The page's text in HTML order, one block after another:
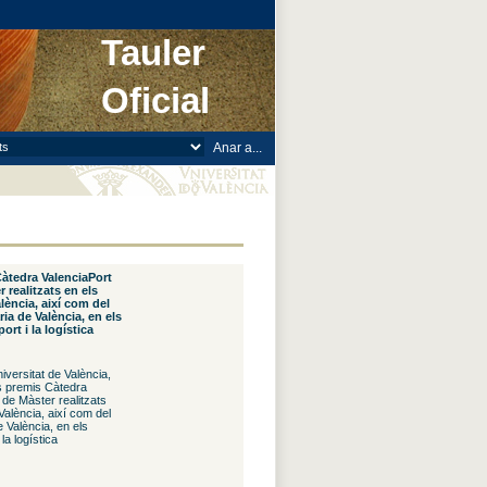
Tauler
Oficial
ValenciaPort
realitzats en els
així com del
de València, en els
i la logística
de València,
premis Càtedra
Màster realitzats
així com del
València, en els
logística